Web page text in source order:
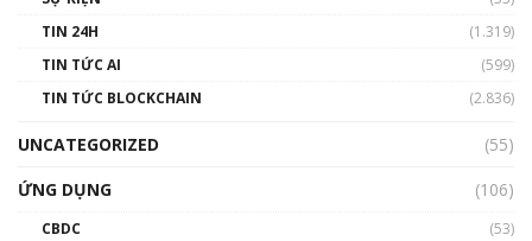
TIN 24H
(1.319)
TIN TỨC AI
(599)
TIN TỨC BLOCKCHAIN
(2.836)
UNCATEGORIZED
(55)
ỨNG DỤNG
(106)
CBDC
(53)